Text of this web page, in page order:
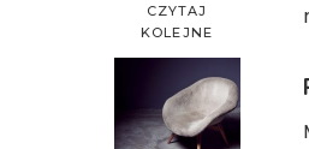
CZYTAJ
KOLEJNE